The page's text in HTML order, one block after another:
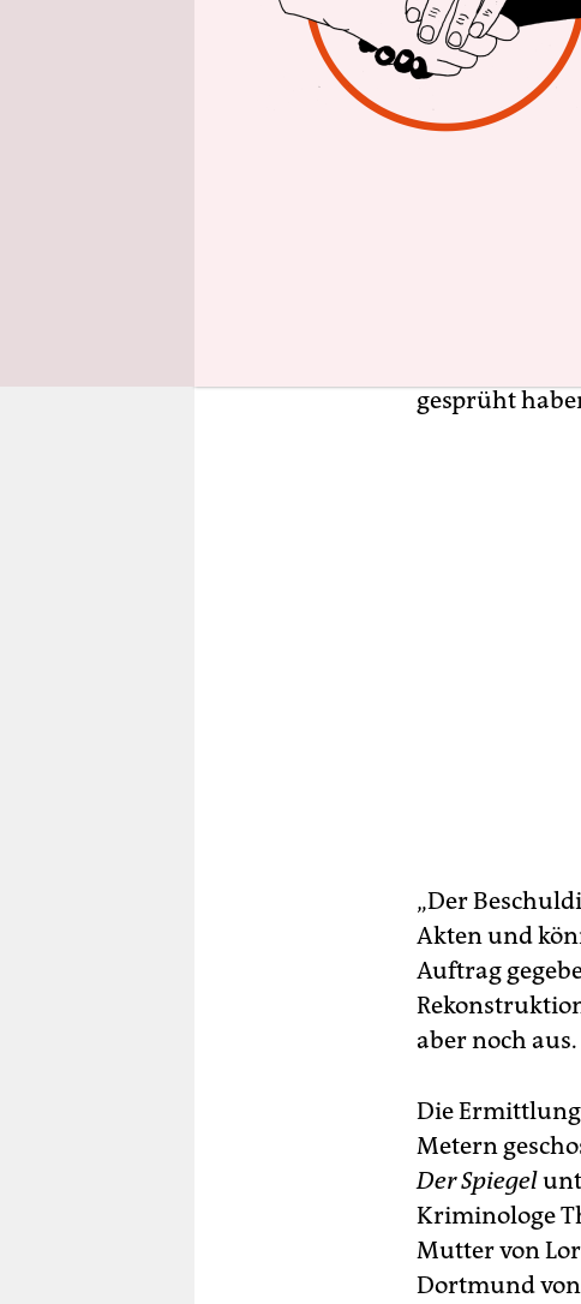
Bewertung
gegen den
Nacht auf
Laut
eingesteckt
gesprüht
„Der
Akten und
Auftrag
aber noch aus.
Die
Metern
Der Spiegel
Kriminologe
Mutter von
Dortmund